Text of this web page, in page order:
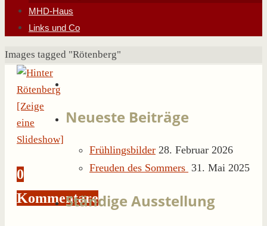
MHD-Haus
Links und Co
Start
Images tagged "Rötenberg"
[Zeige
eine
Slideshow]
0
Kommentare
Neueste Beiträge
Frühlingsbilder 28. Februar 2026
Freuden des Sommers 31. Mai 2025
Ständige Ausstellung